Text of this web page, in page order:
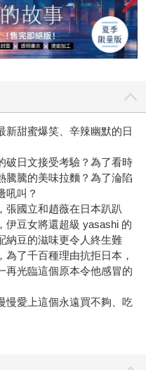
吃掉三支紅豆冰棒是常有
條吐司和麵包屍骨無存。
嗑掉一桶冰淇淋，還故意
，自稱廚藝很好的張國立
好菜。 知道我要寫一篇有
你就寫我腦筋超好、過目
一個好人，拯救了三十
妳很好，每星期天帶妳吃
到旅行，和美食一樣，
寫小說，最最愛的是睡
抱怨不知道排第幾？他還
以跟他一起做，總分更
和旅行也是我的最愛。美
文章出書，剛開始覺得有
更大。牡羊座對上處女
女的計劃全部搞亂，單純
。」 張國立寫文章行雲流
新甜蜜爆笑、辛辣幽默的日
日文接受考驗？為了看時
騰騰的美味拉麵？為了淪陷
吼叫？
張國立和趙薇在日本趴趴
伊豆女將還超級 yasashi 的
納豆的滋味更令人終生難
了千百種理由抗拒日本，
再光臨這個原本令他感冒的
慢愛上這個永遠買不夠、吃